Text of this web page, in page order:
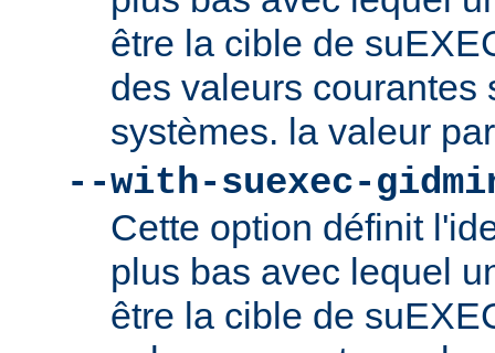
être la cible de
des valeurs courantes
systèmes. la valeur
--with-suexec-
Cette option définit
plus bas avec lequel
être la cible de